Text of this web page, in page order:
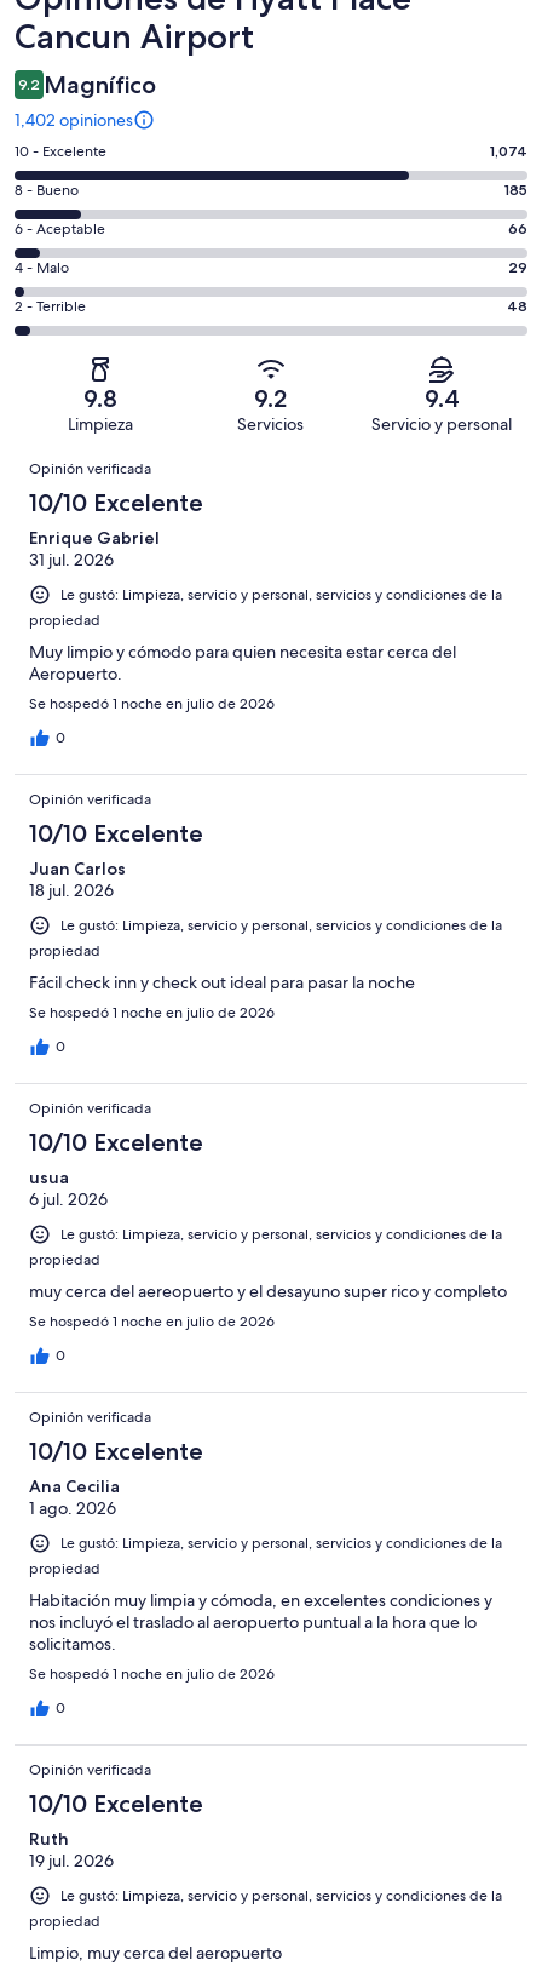
Cancun Airport
9.2 Magnífico
1,402 opiniones
Puntuación
de
10,
es
decir,
Excelente.
Basada
en
opiniones
10 - Excelente 1,074
Puntuación
de
8,
es
decir,
Bueno.
opiniones
8 - Bueno 185
Puntuación
de
6,
es
decir,
Aceptable.
de
1402
opiniones
6 - Aceptable 66
Puntuación
de
4,
Basada
29
de
opiniones
4 - Malo 29
Puntuación
de
Terrible.
Basada
48
de
1402
opiniones
2 - Terrible 48
9.8
Limpieza
9.2
Servicios
9.4
Servicio y personal
Opiniones
Opinión verificada
10/10 Excelente
Enrique Gabriel
31 jul. 2026
Le gustó: Limpieza, servicio y personal, servicios y condiciones de la
propiedad
Muy limpio y cómodo para quien necesita estar cerca del
Aeropuerto.
Se hospedó 1 noche en julio de 2026
0
Opinión verificada
10/10 Excelente
Juan Carlos
18 jul. 2026
Le gustó: Limpieza, servicio y personal, servicios y condiciones de la
propiedad
Fácil check inn y check out ideal para pasar la noche
Se hospedó 1 noche en julio de 2026
0
Opinión verificada
10/10 Excelente
usua
6 jul. 2026
Le gustó: Limpieza, servicio y personal, servicios y condiciones de la
propiedad
muy cerca del aereopuerto y el desayuno super rico y completo
Se hospedó 1 noche en julio de 2026
0
Opinión verificada
10/10 Excelente
Ana Cecilia
1 ago. 2026
Le gustó: Limpieza, servicio y personal, servicios y condiciones de la
propiedad
Habitación muy limpia y cómoda, en excelentes condiciones y
nos incluyó el traslado al aeropuerto puntual a la hora que lo
solicitamos.
Se hospedó 1 noche en julio de 2026
0
Opinión verificada
10/10 Excelente
Ruth
19 jul. 2026
Le gustó: Limpieza, servicio y personal, servicios y condiciones de la
propiedad
Limpio, muy cerca del aeropuerto